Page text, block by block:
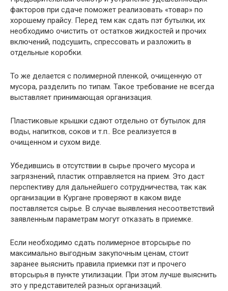
факторов при сдаче поможет реализовать «товар» по
хорошему прайсу. Перед тем как сдать пэт бутылки, их
необходимо очистить от остатков жидкостей и прочих
включений, подсушить, спрессовать и разложить в
отдельные коробки.
То же делается с полимерной пленкой, очищенную от
мусора, разделить по типам. Такое требование не всегда
выставляет принимающая организация.
Пластиковые крышки сдают отдельно от бутылок для
воды, напитков, соков и т.п.. Все реализуется в
очищенном и сухом виде.
Убедившись в отсутствии в сырье прочего мусора и
загрязнений, пластик отправляется на прием. Это даст
перспективу для дальнейшего сотрудничества, так как
организации в Кургане проверяют в каком виде
поставляется сырье. В случае выявления несоответствий
заявленным параметрам могут отказать в приемке.
Если необходимо сдать полимерное вторсырье по
максимально выгодным закупочным ценам, стоит
заранее выяснить правила приемки пэт и прочего
вторсырья в пункте утилизации. При этом лучше выяснить
это у представителей разных организаций.